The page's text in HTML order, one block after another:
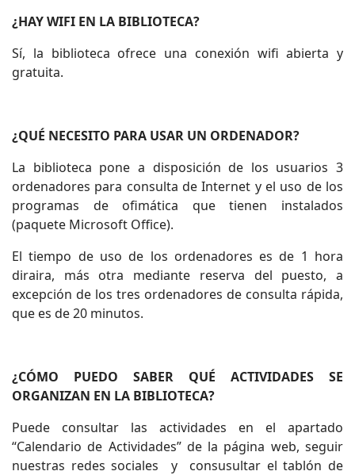
¿HAY WIFI EN LA BIBLIOTECA?
Sí, la biblioteca ofrece una conexión wifi abierta y
gratuita.
¿QUÉ NECESITO PARA USAR UN ORDENADOR?
La biblioteca pone a disposición de los usuarios 3
ordenadores para consulta de Internet y el uso de los
programas de ofimática que tienen instalados
(paquete Microsoft Office).
El tiempo de uso de los ordenadores es de 1 hora
diraira, más otra mediante reserva del puesto, a
excepción de los tres ordenadores de consulta rápida,
que es de 20 minutos.
¿CÓMO PUEDO SABER QUÉ ACTIVIDADES SE
ORGANIZAN EN LA BIBLIOTECA?
Puede consultar las actividades en el apartado
“Calendario de Actividades” de la página web, seguir
nuestras redes sociales y consusultar el tablón de